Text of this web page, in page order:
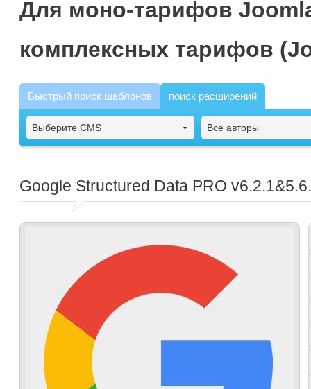
Для моно-тарифов
комплексных тарифов
Быстрый поиск шаблонов поиск расширений
Выберите CMS Все авторы
Google Structured Data PRO